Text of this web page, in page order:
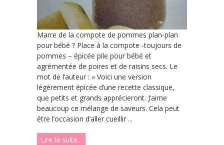
Marre de la compote de pommes plan-plan
pour bébé ? Place à la compote -toujours de
pommes – épicée pile pour bébé et
agrémentée de poires et de raisins secs. Le
mot de l’auteur : « Voici une version
légèrement épicée d’une recette classique,
que petits et grands apprécieront. J’aime
beaucoup ce mélange de saveurs. Cela peut
être l’occasion d’aller cueillir ...
Lire la suite...